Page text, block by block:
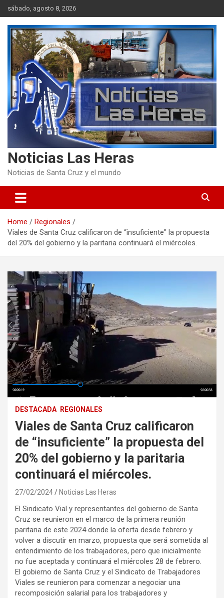
Skip
to
content
sábado, agosto 8, 2026
Noticias Las Heras
Noticias de Santa Cruz y el mundo
Home
Regionales
Viales de Santa Cruz calificaron de “insuficiente” la propuesta
del 20% del gobierno y la paritaria continuará el miércoles.
DESTACADA REGIONALES
Viales de Santa Cruz calificaron
de “insuficiente” la propuesta del
20% del gobierno y la paritaria
continuará el miércoles.
27/02/2024 Noticias Las Heras
El Sindicato Vial y representantes del gobierno de Santa
Cruz se reunieron en el marco de la primera reunión
paritaria de este 2024 donde la oferta desde febrero y
volver a discutir en marzo, propuesta que será sometida al
entendimiento de los trabajadores, pero que inicialmente
no fue aceptada y continuará el miércoles 28 de febrero.
El gobierno de Santa Cruz y el Sindicato de Trabajadores
Viales se reunieron para comenzar a negociar una
recomposición salarial para los trabajadores y